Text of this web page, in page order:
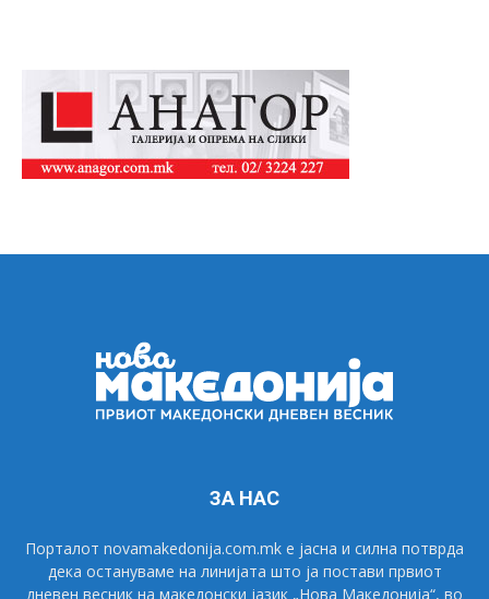
ЗА НАС
Порталот novamakedonija.com.mk е јасна и силна потврда
дека остануваме на линијата што ја постави првиот
дневен весник на македонски јазик „Нова Македонија“, во